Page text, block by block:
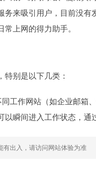
来吸引用户，目前没
上网的得力助手。
别是以下几类：
同工作网站（如企业邮
瞬间进入工作状态，通
出入，请访问网站体验为准